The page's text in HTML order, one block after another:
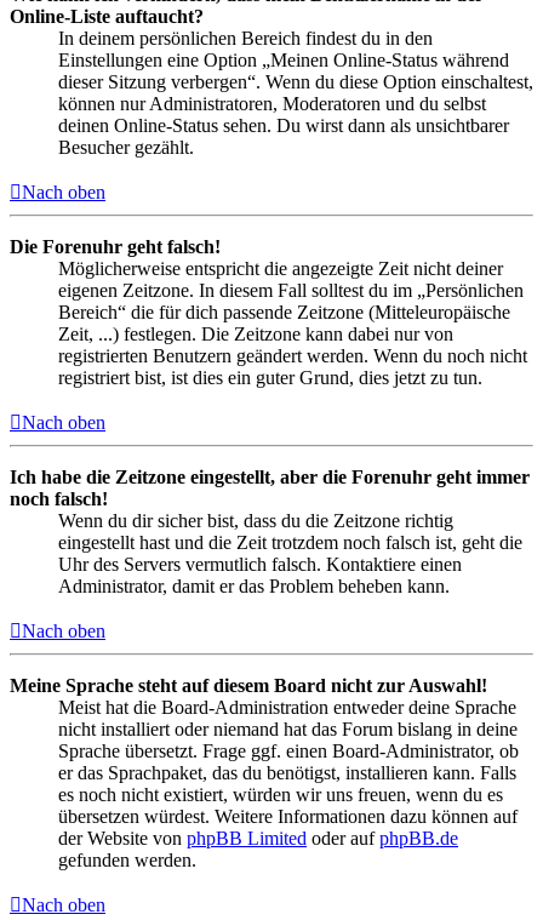
Online-Liste auftaucht?
In deinem persönlichen Bereich findest du in den
Einstellungen eine Option „Meinen Online-Status während
dieser Sitzung verbergen“. Wenn du diese Option einschaltest,
können nur Administratoren, Moderatoren und du selbst
deinen Online-Status sehen. Du wirst dann als unsichtbarer
Besucher gezählt.
Nach oben
Die Forenuhr geht falsch!
Möglicherweise entspricht die angezeigte Zeit nicht deiner
eigenen Zeitzone. In diesem Fall solltest du im „Persönlichen
Bereich“ die für dich passende Zeitzone (Mitteleuropäische
Zeit, ...) festlegen. Die Zeitzone kann dabei nur von
registrierten Benutzern geändert werden. Wenn du noch nicht
registriert bist, ist dies ein guter Grund, dies jetzt zu tun.
Nach oben
Ich habe die Zeitzone eingestellt, aber die Forenuhr geht immer
noch falsch!
Wenn du dir sicher bist, dass du die Zeitzone richtig
eingestellt hast und die Zeit trotzdem noch falsch ist, geht die
Uhr des Servers vermutlich falsch. Kontaktiere einen
Administrator, damit er das Problem beheben kann.
Nach oben
Meine Sprache steht auf diesem Board nicht zur Auswahl!
Meist hat die Board-Administration entweder deine Sprache
nicht installiert oder niemand hat das Forum bislang in deine
Sprache übersetzt. Frage ggf. einen Board-Administrator, ob
er das Sprachpaket, das du benötigst, installieren kann. Falls
es noch nicht existiert, würden wir uns freuen, wenn du es
übersetzen würdest. Weitere Informationen dazu können auf
der Website von phpBB Limited oder aufphpBB.de
gefunden werden.
Nach oben